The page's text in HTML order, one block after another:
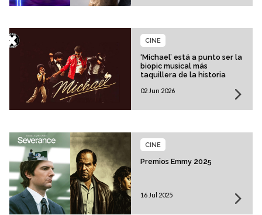
‘Michael’ está a punto ser la
biopic musical más
taquillera de la historia
CINE
02 Jun 2026
Premios Emmy 2025
CINE
16 Jul 2025